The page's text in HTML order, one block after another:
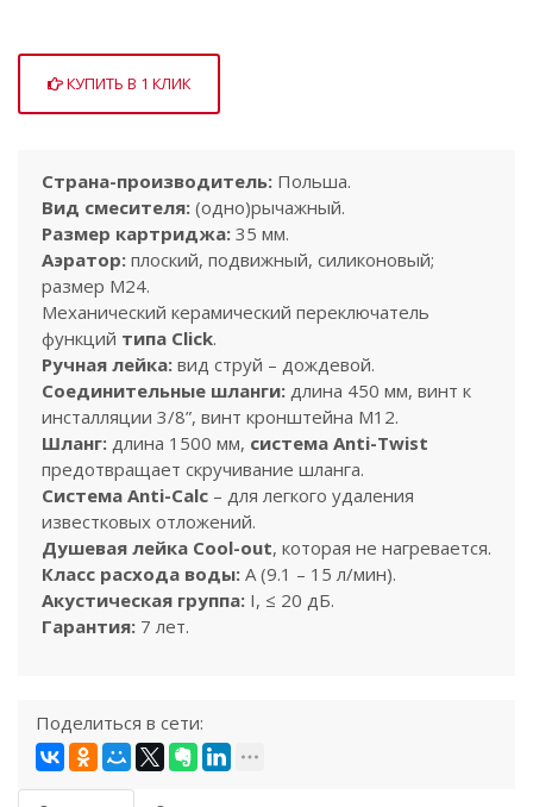
КУПИТЬ В 1 КЛИК
Краткое
описание
Страна-производитель: Польша.
Вид смесителя: (одно)рычажный.
Размер картриджа: 35 мм.
Аэратор: плоский, подвижный, силиконовый;
размер M24.
Механический керамический переключатель
функций типа Click.
Ручная лейка: вид струй – дождевой.
Соединительные шланги: длина 450 мм, винт к
инсталляции 3/8”, винт кронштейна M12.
Шланг: длина 1500 мм, система Anti-Twist
предотвращает скручивание шланга.
Система Anti-Calc – для легкого удаления
известковых отложений.
Душевая лейка Cool-out, которая не нагревается.
Класс расхода воды: A (9.1 – 15 л/мин).
Акустическая группа: I, ≤ 20 дБ.
Гарантия: 7 лет.
Поделиться в сети: